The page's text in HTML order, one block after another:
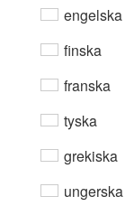
engelska
finska
franska
tyska
grekiska
ungerska